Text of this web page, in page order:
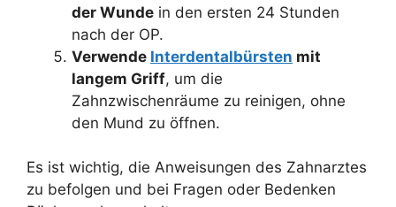
der Wunde in den ersten 24 Stunden
nach der OP.
Verwende Interdentalbürsten mit
langem Griff, um die
Zahnzwischenräume zu reinigen, ohne
den Mund zu öffnen.
Es ist wichtig, die Anweisungen des Zahnarztes
zu befolgen und bei Fragen oder Bedenken